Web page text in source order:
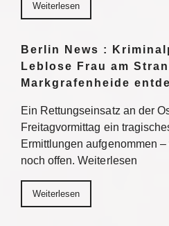
Weiterlesen
Berlin News :
Leblose Frau am
Markgrafenheide
Ein Rettungseinsatz an der
Freitagvormittag ein
Ermittlungen aufgenommen
noch offen. Weiterlesen
Weiterlesen